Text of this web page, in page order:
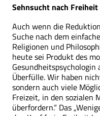
Sehnsucht nach
Auch wenn die
Suche nach dem
Religionen und
heute sei Produkt des
Gesundheitspsychologin
Überfülle. Wir haben
sondern auch viele
Freizeit, in den sozialen
überfordern.“ Das